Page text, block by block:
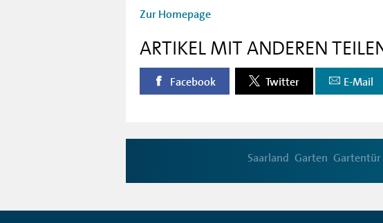
Zur Homepage
ARTIKEL MIT ANDEREN
Facebook Twitter E-Mail
Saarland Garten Gartentür